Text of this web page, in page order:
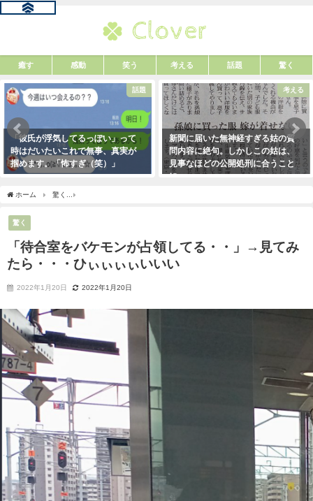
癒す 感動 笑う 考える 話題 驚く
話題
「彼氏が浮気してるっぽい」って
時はだいたいこれで無事、真実が
掴めます。「怖すぎ（笑）」
考える
新聞に届いた無神経すぎる姑の質
問内容に絶句。しかしこの姑は、
見事なほどの公開処刑に合うこと
に・・・
ホーム 驚く
驚く
「待合室をバケモンが占領してる・・」→見てみ
たら・・・ひぃぃぃぃいいい
2022年1月20日 2022年1月20日